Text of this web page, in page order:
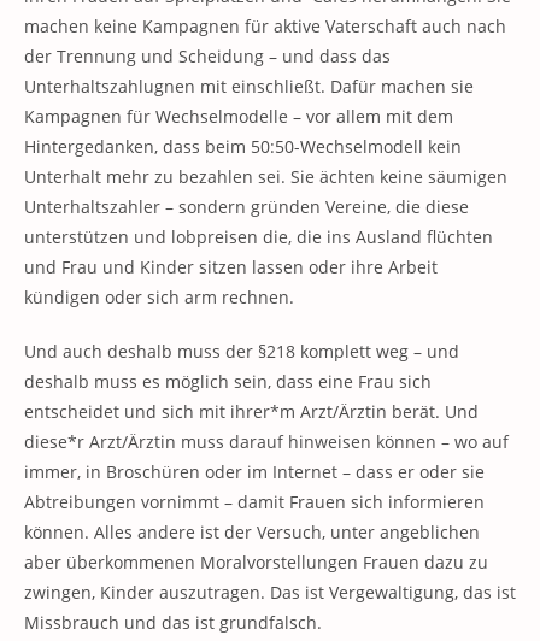
machen keine Kampagnen für aktive Vaterschaft auch nach
der Trennung und Scheidung – und dass das
Unterhaltszahlugnen mit einschließt. Dafür machen sie
Kampagnen für Wechselmodelle – vor allem mit dem
Hintergedanken, dass beim 50:50-Wechselmodell kein
Unterhalt mehr zu bezahlen sei. Sie ächten keine säumigen
Unterhaltszahler – sondern gründen Vereine, die diese
unterstützen und lobpreisen die, die ins Ausland flüchten
und Frau und Kinder sitzen lassen oder ihre Arbeit
kündigen oder sich arm rechnen.
Und auch deshalb muss der §218 komplett weg – und
deshalb muss es möglich sein, dass eine Frau sich
entscheidet und sich mit ihrer*m Arzt/Ärztin berät. Und
diese*r Arzt/Ärztin muss darauf hinweisen können – wo auf
immer, in Broschüren oder im Internet – dass er oder sie
Abtreibungen vornimmt – damit Frauen sich informieren
können. Alles andere ist der Versuch, unter angeblichen
aber überkommenen Moralvorstellungen Frauen dazu zu
zwingen, Kinder auszutragen. Das ist Vergewaltigung, das ist
Missbrauch und das ist grundfalsch.